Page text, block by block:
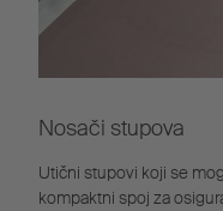
Nosači stupova
Utični stupovi koji se
kompaktni spoj za